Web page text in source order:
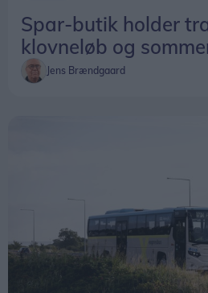
Spar-butik holder
klovneløb og
Jens Brændgaard